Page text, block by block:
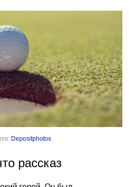
Depositphotos
рассказ